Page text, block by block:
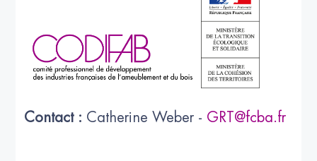
Contact : Catherine Weber - GRT@fcba.fr